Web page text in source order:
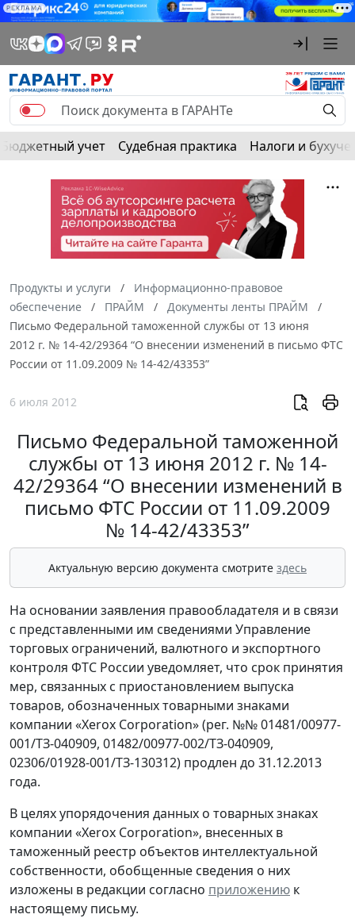
РЕКЛАМА
Бюджетный учет Судебная практика Налоги и
Продукты и услуги
Информационно-правовое
обеспечение
ПРАЙМ
Документы ленты ПРАЙМ
Письмо Федеральной таможенной службы от 13 июня
2012 г. № 14-42/29364 “О внесении изменений в письмо ФТС
России от 11.09.2009 № 14-42/43353”
6 июля 2012
Письмо Федеральной таможенной
службы от 13 июня 2012 г. № 14-
42/29364 “О внесении изменений в
письмо ФТС России от 11.09.2009
№ 14-42/43353”
Актуальную версию документа смотрите здесь
На основании заявления правообладателя и в связи
с представленными им сведениями Управление
торговых ограничений, валютного и экспортного
контроля ФТС России уведомляет, что срок принятия
мер, связанных с приостановлением выпуска
товаров, обозначенных товарными знаками
компании «Хеrох Соrроrаtion» (рег. №№ 01481/00977-
001/ТЗ-040909, 01482/00977-002/ТЗ-040909,
02306/01928-001/ТЗ-130312) продлен до 31.12.2013
года.
В целях упорядочения данных о товарных знаках
компании «Хеrох Соrporation», внесенных в
таможенный реестр объектов интеллектуальной
собственности, обобщенные сведения о них
изложены в редакции согласно приложению к
настоящему письму.